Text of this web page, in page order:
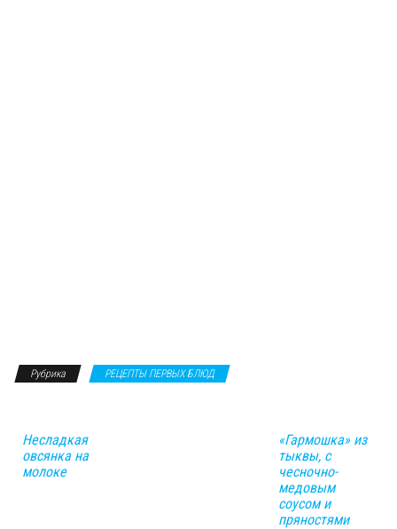
Рубрика РЕЦЕПТЫ ПЕРВЫХ БЛЮД
Несладкая
овсянка на
молоке
«Гармошка» из
тыквы, с
чесночно-
медовым
соусом и
пряностями